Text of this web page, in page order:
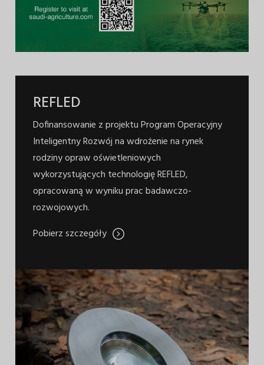
REFLED
Dofinansowanie z projektu Program Operacyjny
Inteligentny Rozwój na wdrożenie na rynek
rodziny opraw oświetleniowych
wykorzystujących technologię REFLED,
opracowaną w wyniku prac badawczo-
rozwojowych.
Pobierz szczegóły